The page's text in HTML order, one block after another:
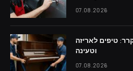
07.08.2026
טיפים לאריזה
וטעינה
07.08.2026